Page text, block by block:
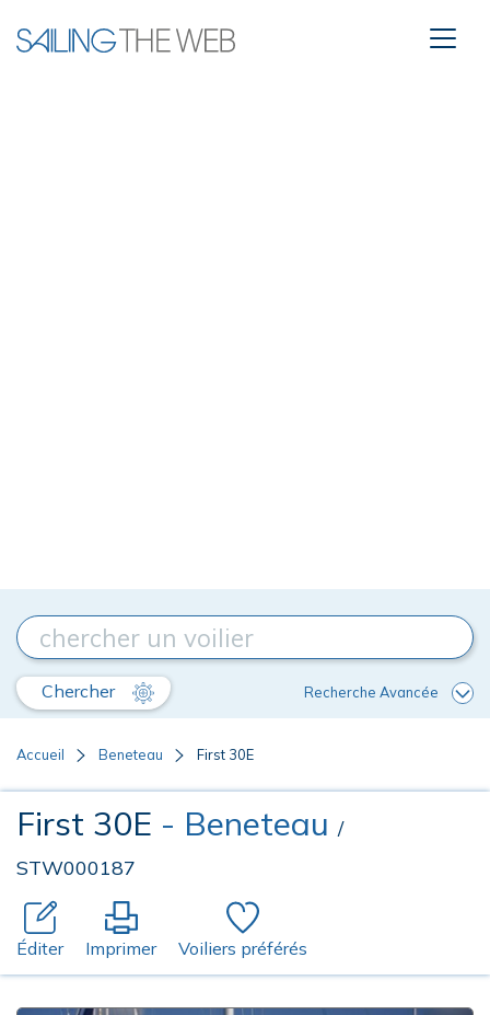
Chercher Recherche Avancée
Accueil Beneteau First 30E
First 30E - Beneteau /
STW000187
Éditer Imprimer Voiliers préférés